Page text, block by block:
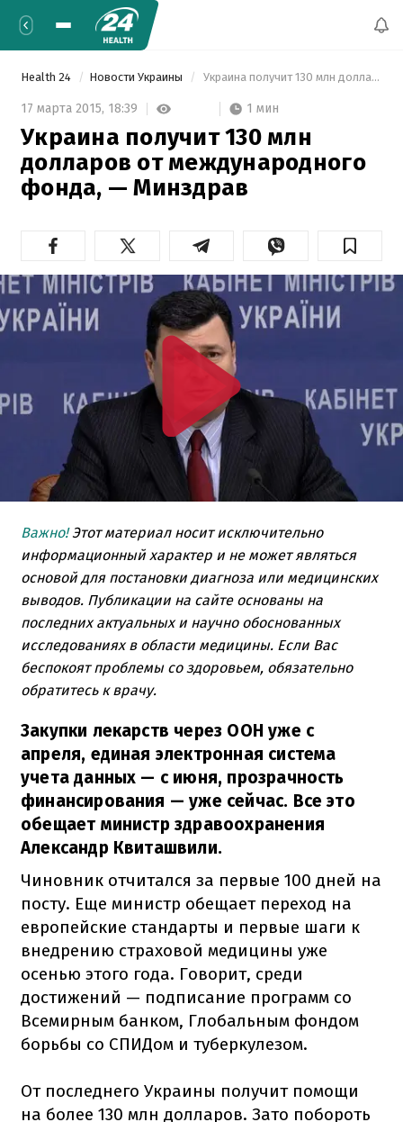
Health 24 Новости Украины Украина получит 130 млн долларов от международного фонда, — Минздрав
17 марта 2015, 18:39 1 мин
Украина получит 130 млн
долларов от международного
фонда, — Минздрав
Важно!Этот материал носит исключительно
информационный характер и не может являться
основой для постановки диагноза или медицинских
выводов. Публикации на сайте основаны на
последних актуальных и научно обоснованных
исследованиях в области медицины. Если Вас
беспокоят проблемы со здоровьем, обязательно
обратитесь к врачу.
Закупки лекарств через ООН уже с
апреля, единая электронная система
учета данных — с июня, прозрачность
финансирования — уже сейчас. Все это
обещает министр здравоохранения
Александр Квиташвили.
Чиновник отчитался за первые 100 дней на
посту. Еще министр обещает переход на
европейские стандарты и первые шаги к
внедрению страховой медицины уже
осенью этого года. Говорит, среди
достижений — подписание программ со
Всемирным банком, Глобальным фондом
борьбы со СПИДом и туберкулезом.
От последнего Украины получит помощи
на более 130 млн долларов. Зато побороть